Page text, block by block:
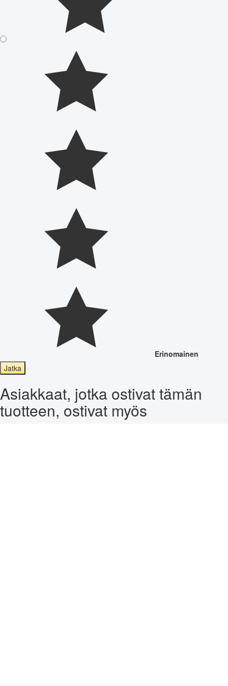
Erinomainen
Jatka
Asiakkaat, jotka ostivat tämän
tuotteen, ostivat myös